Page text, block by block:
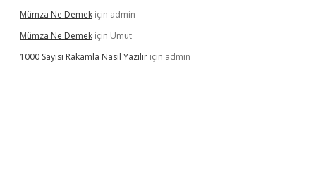
Mümza Ne Demek için admin
Mümza Ne Demek için Umut
1000 Sayısı Rakamla Nasıl Yazılır için admin